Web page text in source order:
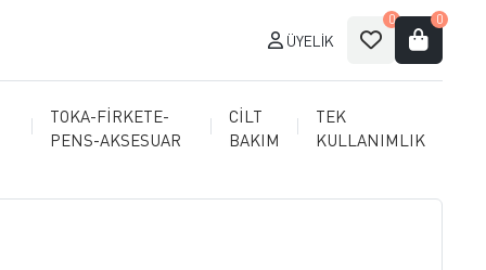
ÜYELIK
0 0
TOKA-FİRKETE-
PENS-AKSESUAR
CİLT
BAKIM
TEK
KULLANIMLIK